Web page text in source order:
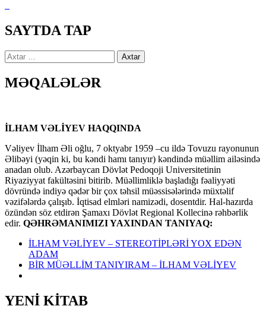
SAYTDA TAP
Axtarış:
MƏQALƏLƏR
İLHAM VƏLİYEV HAQQINDA
Vəliyev İlham Əli oğlu, 7 oktyabr 1959 –cu ildə Tovuzu rayonunun
Əlibəyi (yəqin ki, bu kəndi hamı tanıyır) kəndində müəllim ailəsində
anadan olub. Azərbaycan Dövlət Pedoqoji Universitetinin
Riyaziyyat fakültəsini bitirib. Müəllimliklə başladığı fəaliyyəti
dövründə indiyə qədər bir çox təhsil müəssisələrində müxtəlif
vəzifələrdə çalışıb. İqtisad elmləri namizədi, dosentdir. Hal-hazırda
özündən söz etdirən Şamaxı Dövlət Regional Kollecinə rəhbərlik
edir. QƏHRƏMANIMIZI YAXINDAN TANIYAQ:
İLHAM VƏLİYEV – STEREOTİPLƏRİ YOX EDƏN
ADAM
BİR MÜƏLLİM TANIYIRAM – İLHAM VƏLİYEV
YENİ KİTAB